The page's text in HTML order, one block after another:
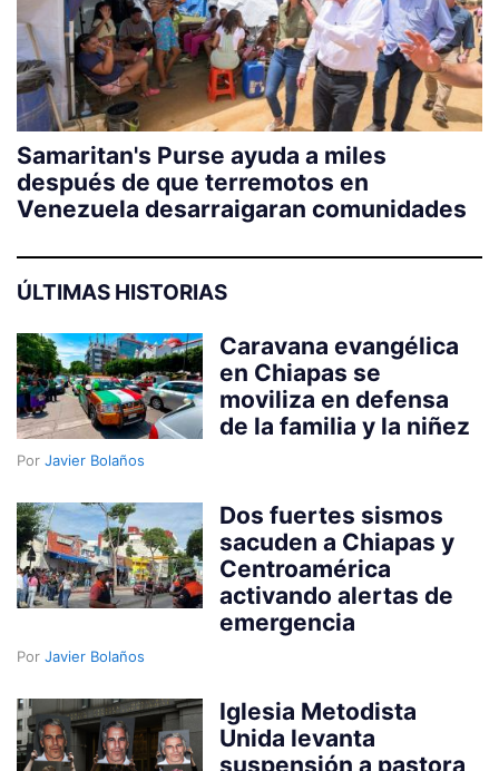
Samaritan's Purse ayuda a miles
después de que terremotos en
Venezuela desarraigaran comunidades
ÚLTIMAS HISTORIAS
Caravana evangélica
en Chiapas se
moviliza en defensa
de la familia y la niñez
Por Javier Bolaños
Dos fuertes sismos
sacuden a Chiapas y
Centroamérica
activando alertas de
emergencia
Por Javier Bolaños
Iglesia Metodista
Unida levanta
suspensión a pastora